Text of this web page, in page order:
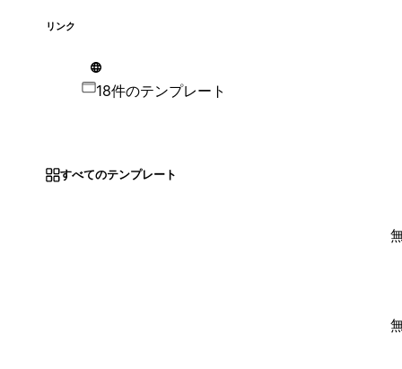
リンク
18件のテンプレート
すべてのテンプレート